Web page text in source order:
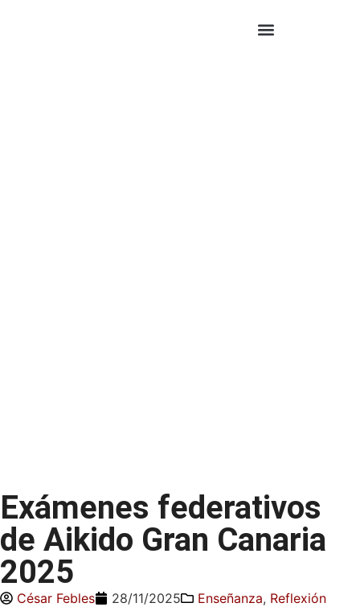
Exámenes federativos
de Aikido Gran Canaria
2025
César Febles 28/11/2025 Enseñanza, Reflexión